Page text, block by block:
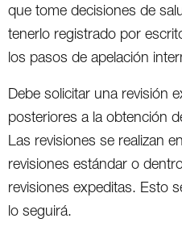
que tome decisiones de
tenerlo registrado por
los pasos de apelación
Debe solicitar una revisión
posteriores a la obtención
Las revisiones se realizan
revisiones estándar o
revisiones expeditas. Esto
lo seguirá.